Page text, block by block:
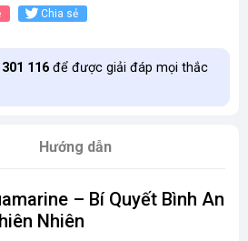
Chia sẻ
116 để được giải đáp mọi thắc
Hướng dẫn
– Bí Quyết Bình An
Nhiên